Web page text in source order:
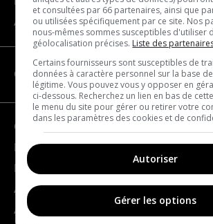
À propos
CATÉGORIES
Géographie
France
Europe
Amériques
Asie
et consultées par 66 partenaires, ainsi que
ou utilisées spécifiquement par ce site. Nos
nous-mêmes sommes susceptibles d'utiliser
géolocalisation précises. Liste des
Certains fournisseurs sont susceptibles de
données à caractère personnel sur la base
légitime. Vous pouvez vous y opposer en
ci-dessous. Recherchez un lien en bas de
le menu du site pour gérer ou retirer votre
dans les paramètres des cookies et de
Autoriser
Gérer les options